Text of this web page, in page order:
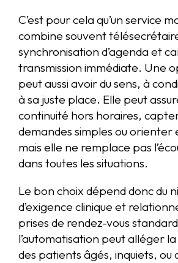
C’est pour cela qu’un service
combine souvent
synchronisation d’agenda et
transmission immédiate. Une
peut aussi avoir du sens, à
à sa juste place. Elle peut
continuité hors horaires,
demandes simples ou orienter
mais elle ne remplace pas
dans toutes les situations.
Le bon choix dépend donc du
d’exigence clinique et
prises de rendez-vous
l’automatisation peut alléger
des patients âgés, inquiets, ou